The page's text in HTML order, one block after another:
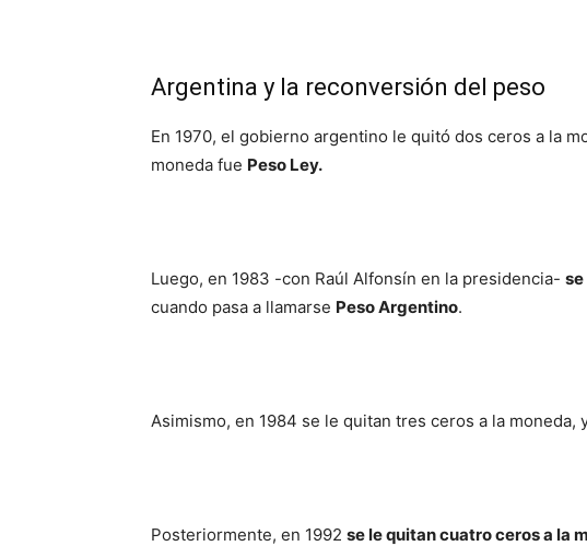
Argentina y la reconversión del peso
En 1970, el gobierno argentino le quitó dos ceros a la
moneda fue Peso Ley.
Luego, en 1983 -con Raúl Alfonsín en la presidencia-
cuando pasa a llamarse Peso Argentino.
Asimismo, en 1984 se le quitan tres ceros a la moneda,
Posteriormente, en 1992 se le quitan cuatro ceros a la